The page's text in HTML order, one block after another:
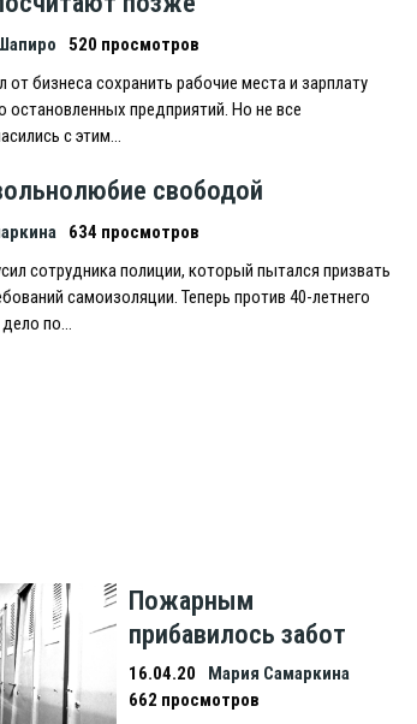
520 просмотров
бизнеса сохранить рабочие места и зарплату
остановленных предприятий. Но не все
с этим…
свободой
634 просмотров
сотрудника полиции, который пытался призвать
самоизоляции. Теперь против 40-летнего
по…
Пожарным
прибавилось забот
16.04.20
Мария Самаркина
662 просмотров